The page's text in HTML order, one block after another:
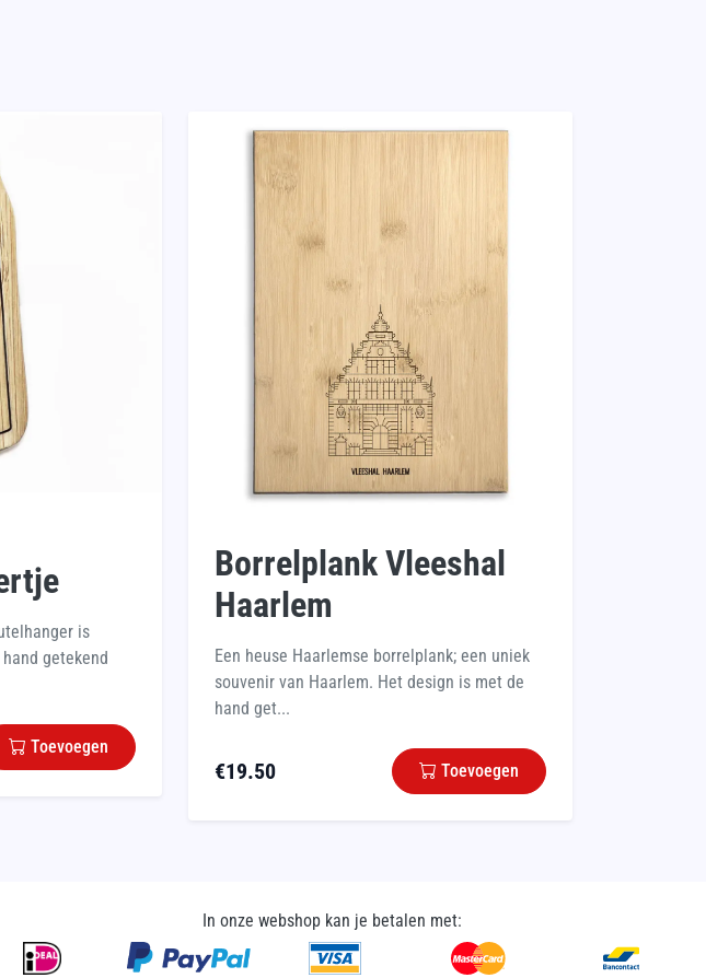
is
getekend
Toevoegen
Borrelplank Vleeshal
Haarlem
Een heuse Haarlemse borrelplank; een uniek
souvenir van Haarlem. Het design is met de
hand get...
€19.50 Toevoegen
In onze webshop kan je betalen met: